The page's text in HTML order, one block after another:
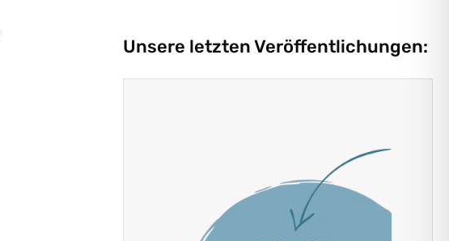
Unsere letzten Veröffentlichungen: